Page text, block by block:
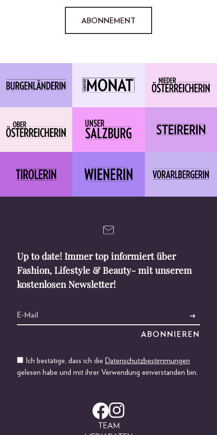
ABONNEMENT
Up to date! Immer top informiert über
Fashion, Lifestyle & Beauty- mit unserem
kostenlosen Newsletter!
Ich bestätige, dass ich die Datenschutzbestimmungen
gelesen habe und mit ihrer Verwendung einverstanden bin.
TEAM